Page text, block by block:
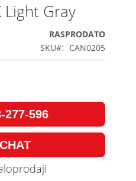
Light Gray
RASPRODATO
SKU
CAN0205
277-596